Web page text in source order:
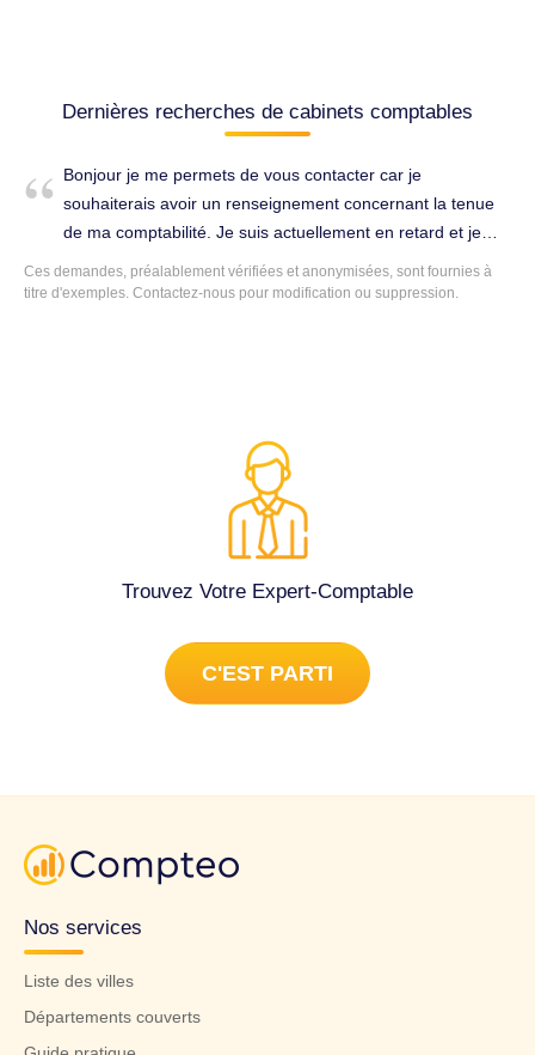
Dernières recherches de cabinets comptables
Bonjour je me permets de vous contacter car je
souhaiterais avoir un renseignement concernant la tenue
de ma comptabilité. Je suis actuellement en retard et je
souhaiterai que vous m’aidiez à faire mon bilan et ma
déclaration fiscale. Établissement des comptes annuels à
Ces demandes, préalablement vérifiées et anonymisées, sont fournies à
titre d'exemples. Contactez-nous pour modification ou suppression.
Trouvez Votre Expert-Comptable
C'EST PARTI
Nos services
Liste des villes
Départements couverts